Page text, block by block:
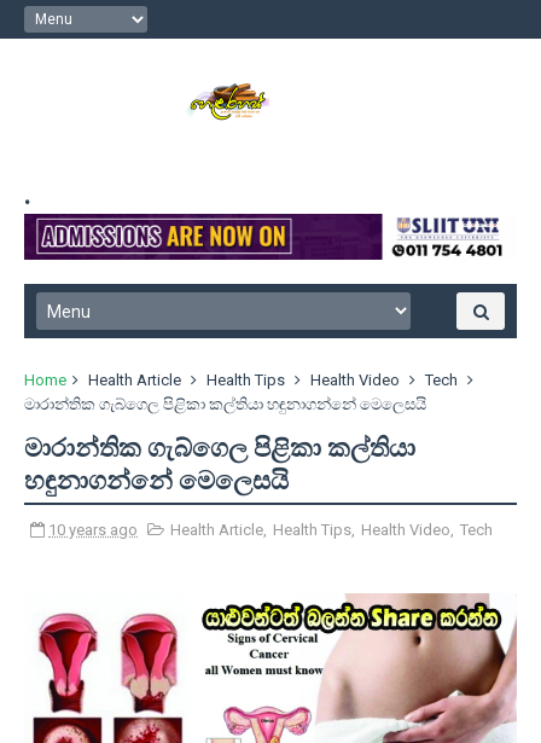
.
Home Health Article Health Tips Health Video
Tech
මාරාන්තික ගැබ්ගෙල පිළිකා කල්තියා හඳුනාගන්නේ මෙලෙසයි
මාරාන්තික ගැබ්ගෙල පිළිකා කල්තියා
හඳුනාගන්නේ මෙලෙසයි
10 years ago Health Article Health Tips Health Video Tech